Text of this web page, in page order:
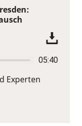
05:40
Experten